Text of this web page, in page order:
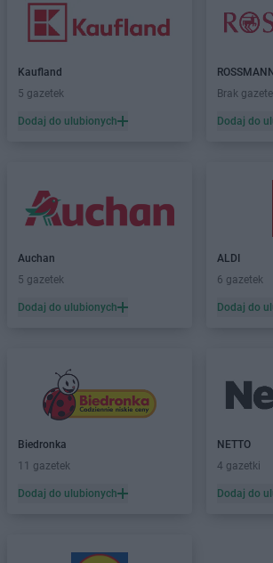
Kaufland
5 gazetek
Dodaj do ulubionych
ROSSMANN
Brak
Dodaj do
Auchan
5 gazetek
Dodaj do ulubionych
ALDI
6 gazetek
Dodaj do
Biedronka
11 gazetek
Dodaj do ulubionych
NETTO
4 gazetki
Dodaj do